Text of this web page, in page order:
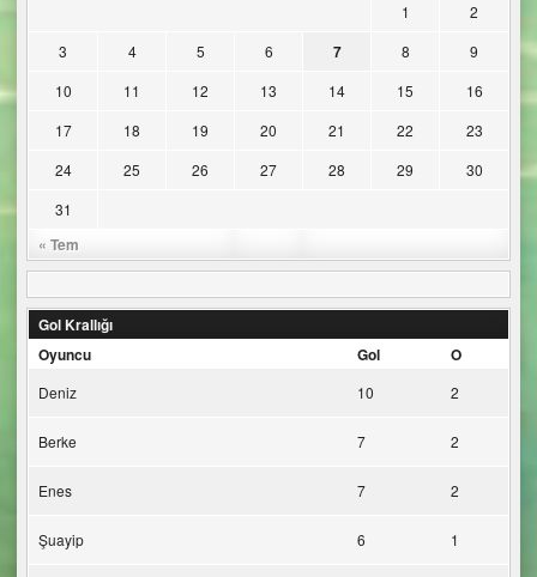
« Tem
1
2
3
4 5 6 7 8
9
10
11 12 13 14 15
16
17
18 19 20 21 22
23
24
25 26 27 28 29
30
31
Gol Krallığı
Oyuncu
Gol O
Deniz 10 2
Berke 7 2
Enes 7 2
Şuayip 6 1